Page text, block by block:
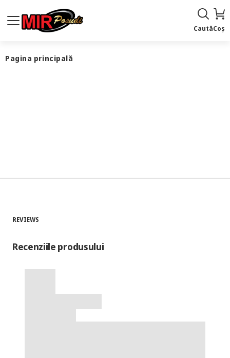
CautăCoș
Pagina principală
REVIEWS
Recenziile produsului